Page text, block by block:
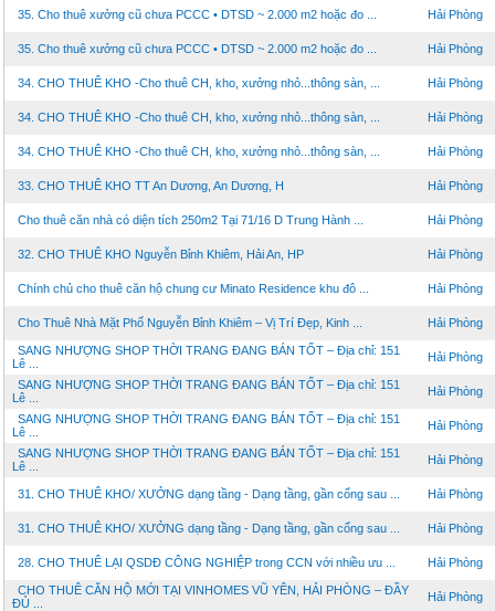
35. Cho thuê xưởng cũ chưa PCCC • DTSD ~ 2.000 m2 hoặc đo ... Hải Phòng
35. Cho thuê xưởng cũ chưa PCCC • DTSD ~ 2.000 m2 hoặc đo ... Hải Phòng
34. CHO THUÊ KHO -Cho thuê CH, kho, xưởng nhỏ...thông sàn, ... Hải Phòng
34. CHO THUÊ KHO -Cho thuê CH, kho, xưởng nhỏ...thông sàn, ... Hải Phòng
34. CHO THUÊ KHO -Cho thuê CH, kho, xưởng nhỏ...thông sàn, ... Hải Phòng
33. CHO THUÊ KHO TT An Dương, An Dương, H Hải Phòng
Cho thuê căn nhà có diện tích 250m2 Tại 71/16 D Trung Hành ... Hải Phòng
32. CHO THUÊ KHO Nguyễn Bỉnh Khiêm, Hải An, HP Hải Phòng
Chính chủ cho thuê căn hộ chung cư Minato Residence khu đô ... Hải Phòng
Cho Thuê Nhà Mặt Phố Nguyễn Bỉnh Khiêm – Vị Trí Đẹp, Kinh ... Hải Phòng
SANG NHƯỢNG SHOP THỜI TRANG ĐANG BÁN TỐT – Địa chỉ: 151
Lê ...
Hải Phòng
SANG NHƯỢNG SHOP THỜI TRANG ĐANG BÁN TỐT – Địa chỉ: 151
Lê ...
Hải Phòng
SANG NHƯỢNG SHOP THỜI TRANG ĐANG BÁN TỐT – Địa chỉ: 151
Lê ...
Hải Phòng
SANG NHƯỢNG SHOP THỜI TRANG ĐANG BÁN TỐT – Địa chỉ: 151
Lê ...
Hải Phòng
31. CHO THUÊ KHO/ XƯỞNG dạng tầng - Dạng tầng, gần cổng sau ... Hải Phòng
31. CHO THUÊ KHO/ XƯỞNG dạng tầng - Dạng tầng, gần cổng sau ... Hải Phòng
28. CHO THUÊ LẠI QSDĐ CÔNG NGHIỆP trong CCN với nhiều ưu ... Hải Phòng
CHO THUÊ CĂN HỘ MỚI TẠI VINHOMES VŨ YÊN, HẢI PHÒNG – ĐẦY
ĐỦ ...
Hải Phòng